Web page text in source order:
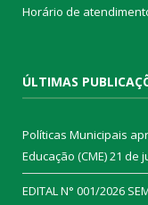
Horário de
ÚLTIMAS
Políticas Municipais
Educação (CME)21 de
EDITAL N° 001/2026